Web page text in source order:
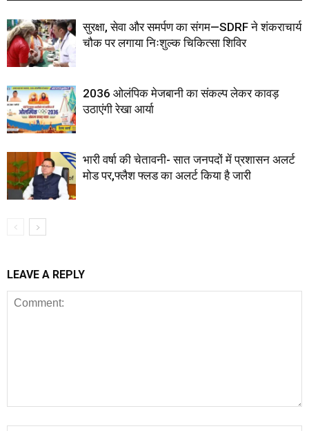
सुरक्षा, सेवा और समर्पण का संगम—SDRF ने शंकराचार्य
चौक पर लगाया निःशुल्क चिकित्सा शिविर
2036 ओलंपिक मेजबानी का संकल्प लेकर कावड़
उठाएंगी रेखा आर्या
भारी वर्षा की चेतावनी- सात जनपदों में प्रशासन अलर्ट
मोड पर,फ्लैश फ्लड का अलर्ट किया है जारी
LEAVE A REPLY